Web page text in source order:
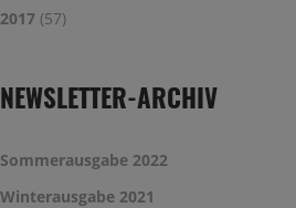
2017 (57)
NEWSLETTER-ARCHIV
Sommerausgabe 2022
Winterausgabe 2021